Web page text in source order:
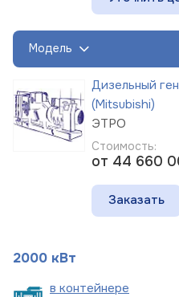
Модель
Дизельный
(Mitsubishi)
ЭТРО
Стоимость:
от 44 660
Заказать
2000 кВт
в контейнере